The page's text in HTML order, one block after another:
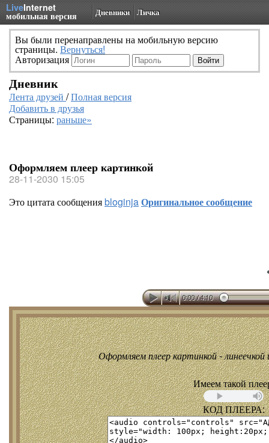
LiveInternet
мобильная версия Дневники Личка
Вы были перенаправлены на мобильную версию
страницы. Вернуться!
Авторизация
Дневник
Лента друзей /Полная версия
Добавить в друзья
Страницы: раньше»
Оформляем плеер картинкой
28-11-2030 15:05
Это цитата сообщенияbloginjaОригинальное сообщение
Оформляем плеер картинкой - линеечкой
Имеем такой
КОД ПЛЕЕРА: